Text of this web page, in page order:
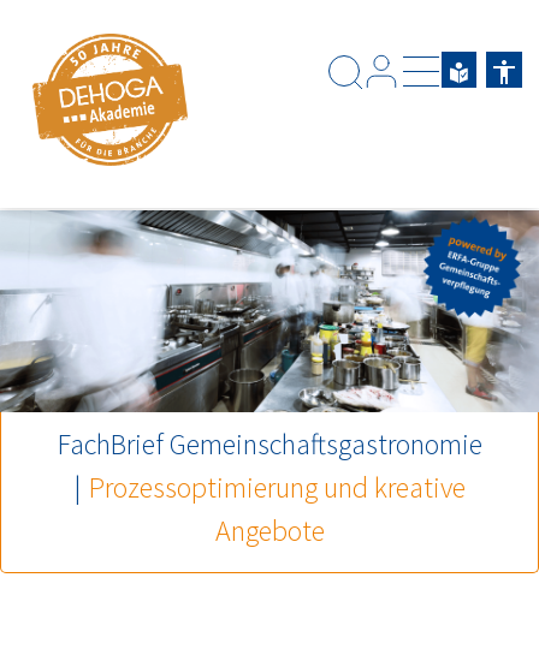
FachBrief Gemeinschaftsgastronomie
| Prozessoptimierung und kreative
Angebote